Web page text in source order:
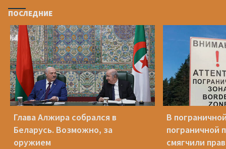
ПОСЛЕДНИЕ
Глава Алжира собрался в
Беларусь. Возможно, за
оружием
В
пограничной
смягчили